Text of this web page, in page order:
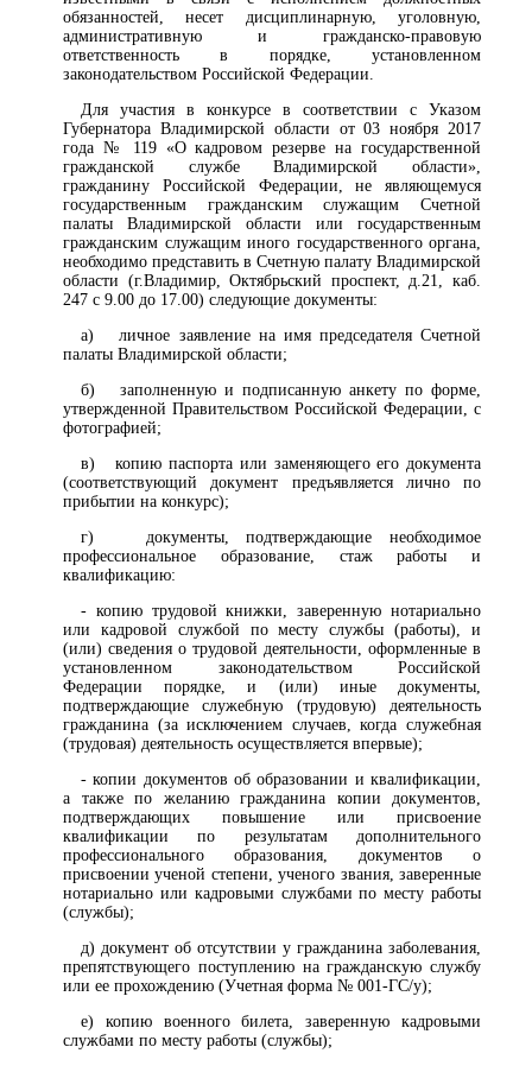
обязанностей, несет дисциплинарную, уголовную,
административную и гражданско-правовую
ответственность в порядке, установленном
законодательством Российской Федерации.
Для участия в конкурсе в соответствии с Указом
Губернатора Владимирской области от 03 ноября 2017
года № 119 «О кадровом резерве на государственной
гражданской службе Владимирской области»,
гражданину Российской Федерации, не являющемуся
государственным гражданским служащим Счетной
палаты Владимирской области или государственным
гражданским служащим иного государственного органа,
необходимо представить в Счетную палату Владимирской
области (г.Владимир, Октябрьский проспект, д.21, каб.
247 с 9.00 до 17.00) следующие документы:
а) личное заявление на имя председателя Счетной
палаты Владимирской области;
б) заполненную и подписанную анкету по форме,
утвержденной Правительством Российской Федерации, с
фотографией;
в) копию паспорта или заменяющего его документа
(соответствующий документ предъявляется лично по
прибытии на конкурс);
г) документы, подтверждающие необходимое
профессиональное образование, стаж работы и
квалификацию:
- копию трудовой книжки, заверенную нотариально
или кадровой службой по месту службы (работы), и
(или) сведения о трудовой деятельности, оформленные в
установленном законодательством Российской
Федерации порядке, и (или) иные документы,
подтверждающие служебную (трудовую) деятельность
гражданина (за исключением случаев, когда служебная
(трудовая) деятельность осуществляется впервые);
- копии документов об образовании и квалификации,
а также по желанию гражданина копии документов,
подтверждающих повышение или присвоение
квалификации по результатам дополнительного
профессионального образования, документов о
присвоении ученой степени, ученого звания, заверенные
нотариально или кадровыми службами по месту работы
(службы);
д) документ об отсутствии у гражданина заболевания,
препятствующего поступлению на гражданскую службу
или ее прохождению (Учетная форма № 001-ГС/у);
е) копию военного билета, заверенную кадровыми
службами по месту работы (службы);